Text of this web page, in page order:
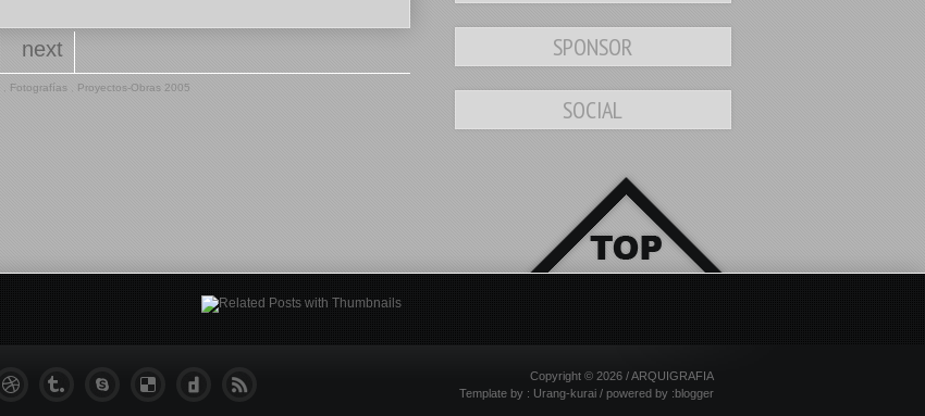
SPONSOR
SOCIAL
next
Fotografías Proyectos-Obras 2005
Copyright © 2026 /ARQUIGRAFIA
Template by : Urang-kurai / powered by :blogger